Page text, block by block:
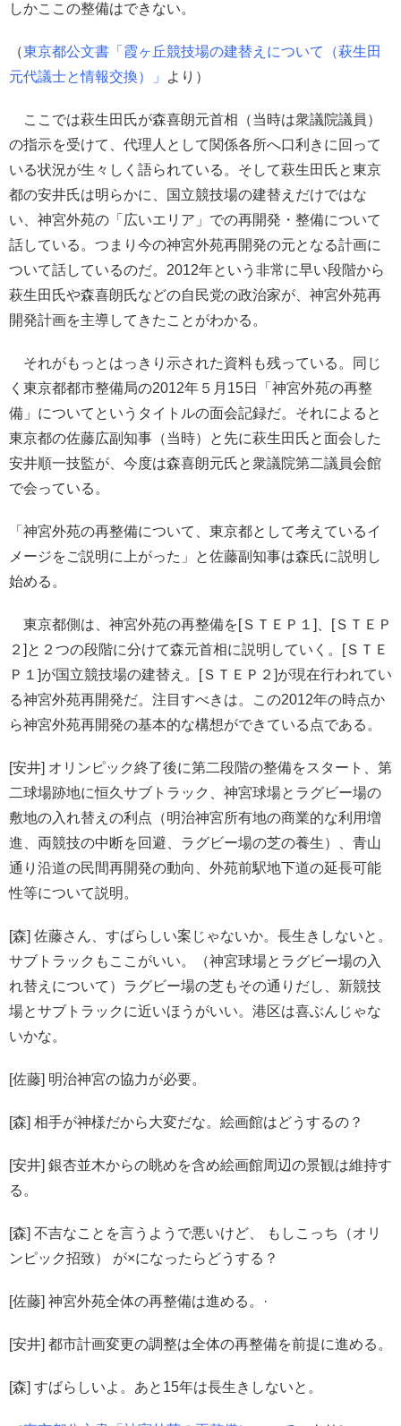
しかここの整備はできない。
（東京都公文書「霞ヶ丘競技場の建替えについて（萩生田
元代議士と情報交換）」
より）
ここでは萩生田氏が森喜朗元首相（当時は衆議院議員）
の指示を受けて、代理人として関係各所へ口利きに回って
いる状況が生々しく語られている。そして萩生田氏と東京
都の安井氏は明らかに、国立競技場の建替えだけではな
い、神宮外苑の「広いエリア」での再開発・整備について
話している。つまり今の神宮外苑再開発の元となる計画に
ついて話しているのだ。2012年という非常に早い段階から
萩生田氏や森喜朗氏などの自民党の政治家が、神宮外苑再
開発計画を主導してきたことがわかる。
それがもっとはっきり示された資料も残っている。同じ
く東京都都市整備局の2012年５月15日「神宮外苑の再整
備」についてというタイトルの面会記録だ。それによると
東京都の佐藤広副知事（当時）と先に萩生田氏と面会した
安井順一技監が、今度は森喜朗元氏と衆議院第二議員会館
で会っている。
「神宮外苑の再整備について、東京都として考えているイ
メージをご説明に上がった」と佐藤副知事は森氏に説明し
始める。
東京都側は、神宮外苑の再整備を[ＳＴＥＰ１]、[ＳＴＥＰ
２]と２つの段階に分けて森元首相に説明していく。[ＳＴＥ
Ｐ１]が国立競技場の建替え。[ＳＴＥＰ２]が現在行われてい
る神宮外苑再開発だ。注目すべきは。この2012年の時点か
ら神宮外苑再開発の基本的な構想ができている点である。
[安井] オリンピック終了後に第二段階の整備をスタート、第
二球場跡地に恒久サブトラック、神宮球場とラグビー場の
敷地の入れ替えの利点（明治神宮所有地の商業的な利用増
進、両競技の中断を回避、ラグビー場の芝の養生）、青山
通り沿道の民間再開発の動向、外苑前駅地下道の延長可能
性等について説明。
[森] 佐藤さん、すばらしい案じゃないか。長生きしないと。
サブトラックもここがいい。（神宮球場とラグビー場の入
れ替えについて）ラグビー場の芝もその通りだし、新競技
場とサブトラックに近いほうがいい。港区は喜ぶんじゃな
いかな。
[佐藤] 明治神宮の協力が必要。
[森] 相手が神様だから大変だな。絵画館はどうするの？
[安井] 銀杏並木からの眺めを含め絵画館周辺の景観は維持す
る。
[森] 不吉なことを言うようで悪いけど、 もしこっち（オリ
ンピック招致） が×になったらどうする？
[佐藤] 神宮外苑全体の再整備は進める。·
[安井] 都市計画変更の調整は全体の再整備を前提に進める。
[森] すばらしいよ。あと15年は長生きしないと。